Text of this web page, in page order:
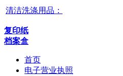
清洁洗涤用品：
复印纸
档案盒
首页
电子营业执照